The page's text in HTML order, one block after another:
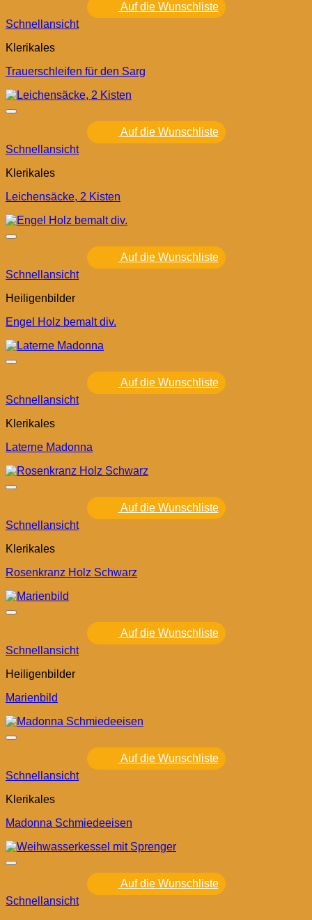
Auf die Wunschliste
Schnellansicht
Klerikales
Trauerschleifen für den Sarg
Auf die Wunschliste
Schnellansicht
Klerikales
Leichensäcke, 2 Kisten
Auf die Wunschliste
Schnellansicht
Heiligenbilder
Engel Holz bemalt div.
Auf die Wunschliste
Schnellansicht
Klerikales
Laterne Madonna
Auf die Wunschliste
Schnellansicht
Klerikales
Rosenkranz Holz Schwarz
Auf die Wunschliste
Schnellansicht
Heiligenbilder
Marienbild
Auf die Wunschliste
Schnellansicht
Klerikales
Madonna Schmiedeeisen
Auf die Wunschliste
Schnellansicht